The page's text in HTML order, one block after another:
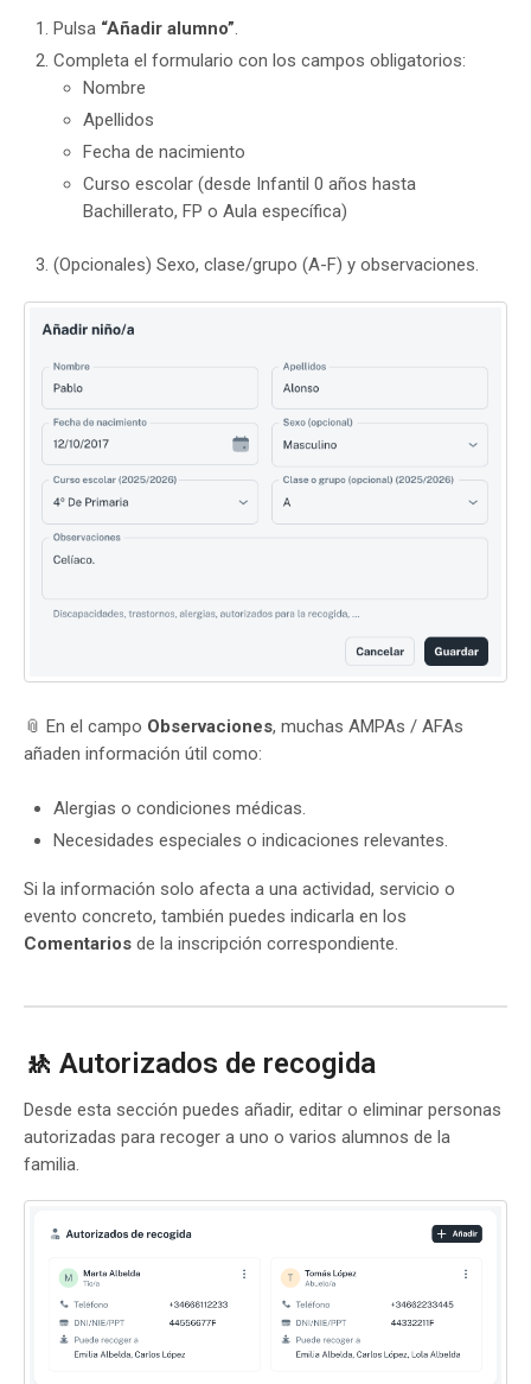
Pulsa “Añadir alumno”.
Completa el formulario con los campos obligatorios:
Nombre
Apellidos
Fecha de nacimiento
Curso escolar (desde Infantil 0 años hasta
Bachillerato, FP o Aula específica)
(Opcionales) Sexo, clase/grupo (A-F) y observaciones.
📎 En el campo Observaciones, muchas AMPAs / AFAs
añaden información útil como:
Alergias o condiciones médicas.
Necesidades especiales o indicaciones relevantes.
Si la información solo afecta a una actividad, servicio o
evento concreto, también puedes indicarla en los
Comentarios de la inscripción correspondiente.
🚸 Autorizados de recogida
Desde esta sección puedes añadir, editar o eliminar personas
autorizadas para recoger a uno o varios alumnos de la
familia.